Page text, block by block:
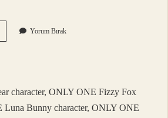
Yorum Bırak
character, ONLY ONE Fizzy Fox
Luna Bunny character, ONLY ONE